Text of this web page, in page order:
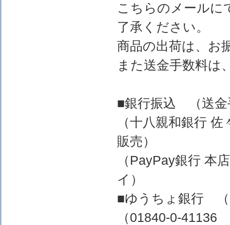
こちらのメールに
了承ください。
商品の出荷は、お
また送金手数料は
■銀行振込 （送金
（十八親和銀行
販売）
（PayPay銀行
イ）
■ゆうちょ銀行 （
（01840-0-